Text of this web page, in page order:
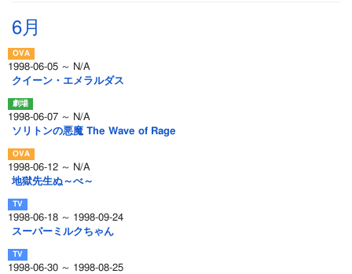
6月
1998-06-05 ～ N/A
クイーン・エメラルダス
1998-06-07 ～ N/A
ソリトンの悪魔 The Wave of Rage
1998-06-12 ～ N/A
地獄先生ぬ～べ～
1998-06-18 ～ 1998-09-24
スーパーミルクちゃん
1998-06-30 ～ 1998-08-25